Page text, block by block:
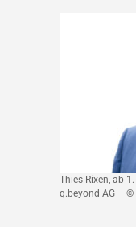
Thies Rixen, ab
q.beyond AG – ©